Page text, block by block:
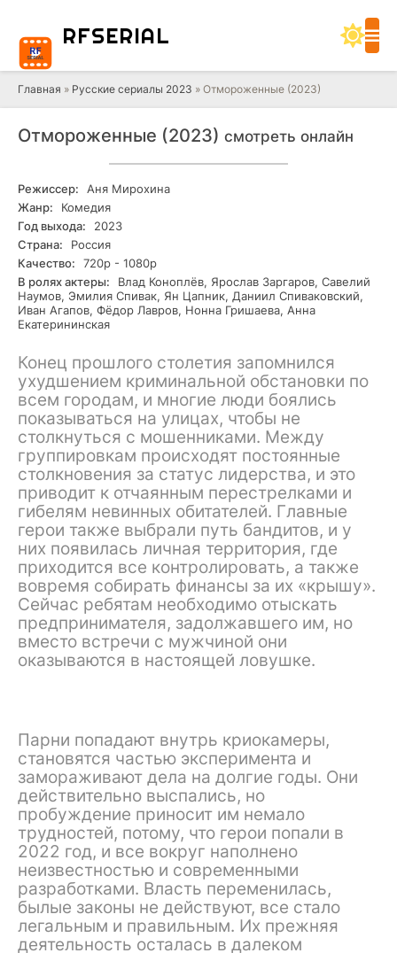
RFSERIAL
Главная » Русские сериалы 2023 » Отмороженные (2023)
Отмороженные (2023) смотреть онлайн
Режиссер:
Аня Мирохина
Жанр:
Комедия
Год выхода:
2023
Страна:
Россия
Качество:
720р - 1080р
В ролях актеры:
Влад Коноплёв, Ярослав Заргаров, Савелий
Наумов, Эмилия Спивак, Ян Цапник, Даниил Спиваковский,
Иван Агапов, Фёдор Лавров, Нонна Гришаева, Анна
Екатерининская
Конец прошлого столетия запомнился
ухудшением криминальной обстановки по
всем городам, и многие люди боялись
показываться на улицах, чтобы не
столкнуться с мошенниками. Между
группировкам происходят постоянные
столкновения за статус лидерства, и это
приводит к отчаянным перестрелками и
гибелям невинных обитателей. Главные
герои также выбрали путь бандитов, и у
них появилась личная территория, где
приходится все контролировать, а также
вовремя собирать финансы за их «крышу».
Сейчас ребятам необходимо отыскать
предпринимателя, задолжавшего им, но
вместо встречи с мужчиной они
оказываются в настоящей ловушке.
Парни попадают внутрь криокамеры,
становятся частью эксперимента и
замораживают дела на долгие годы. Они
действительно выспались, но
пробуждение приносит им немало
трудностей, потому, что герои попали в
2022 год, и все вокруг наполнено
неизвестностью и современными
разработками. Власть переменилась,
былые законы не действуют, все стало
легальным и правильным. Их прежняя
деятельность осталась в далеком